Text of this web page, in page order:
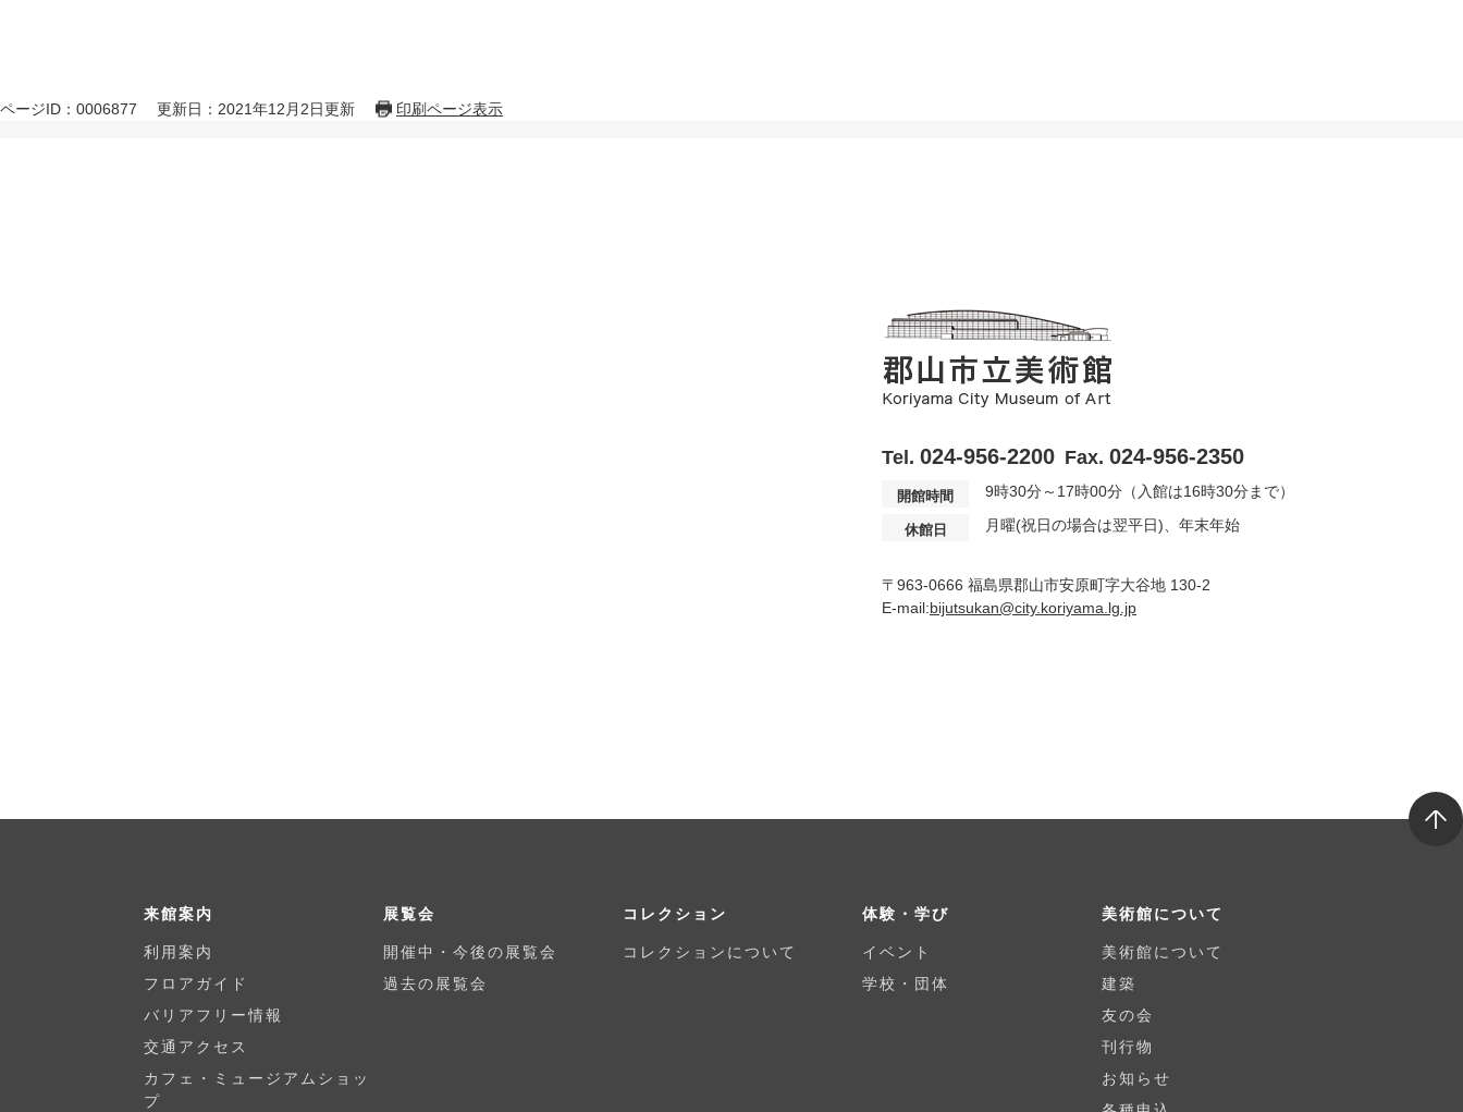
ページID：0006877 更新日：2021年12月2日更新 印刷ページ表示
Tel. 024-956-2200 Fax. 024-956-2350
開館時間 9時30分～17時00分（入館は16時30分まで）
休館日 月曜(祝日の場合は翌平日)、年末年始
〒963-0666 福島県郡山市安原町字大谷地 130-2
E-mail:bijutsukan@city.koriyama.lg.jp
T
来館案内
利用案内
フロアガイド
バリアフリー情報
交通アクセス
カフェ・ミュージアムショッ
プ
展覧会
開催中・今後の展覧会
過去の展覧会
コレクション
コレクションについて
体験・学び
イベント
学校・団体
美術館について
美術館について
建築
友の会
刊行物
お知らせ